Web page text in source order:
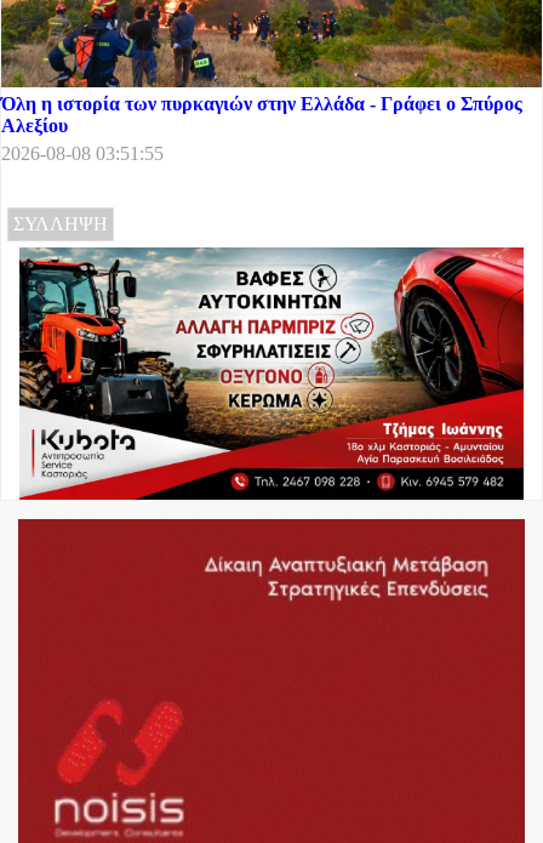
Όλη η ιστορία των πυρκαγιών στην Ελλάδα - Γράφει ο Σπύρος
Αλεξίου
2026-08-08 03:51:55
ΣΥΛΛΗΨΗ